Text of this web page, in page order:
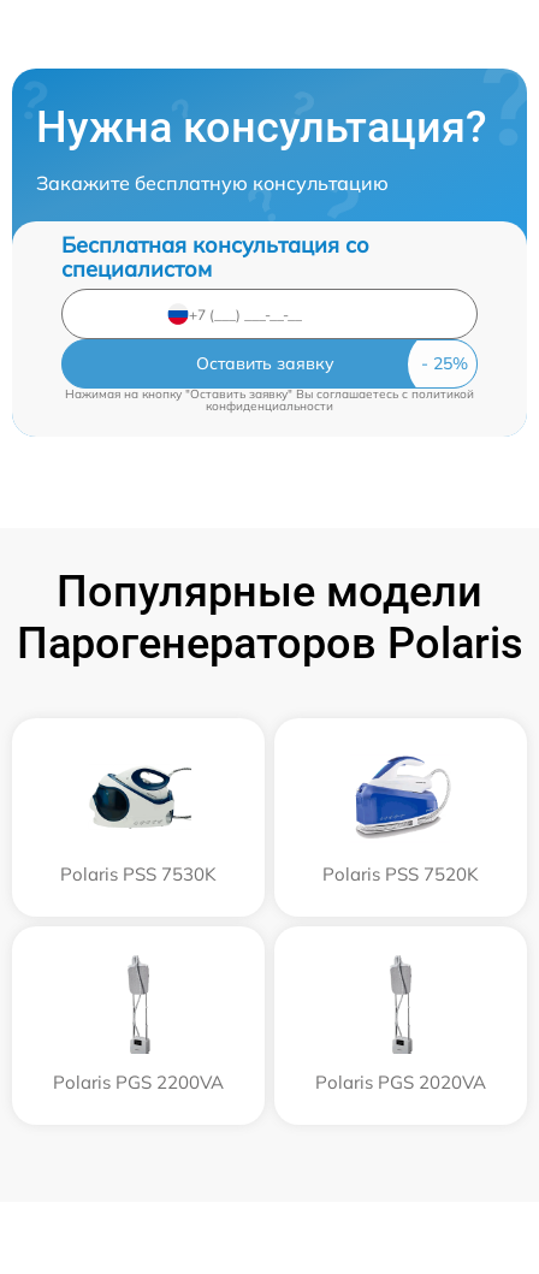
Нужна консультация?
Закажите бесплатную консультацию
Бесплатная консультация со
специалистом
Оставить заявку
Нажимая на кнопку "Оставить заявку" Вы соглашаетесь cполитикой
конфиденциальности
Популярные модели
Парогенераторов Polaris
Polaris PSS 7530K Polaris PSS 7520K
Polaris PGS 2200VA Polaris PGS 2020VA